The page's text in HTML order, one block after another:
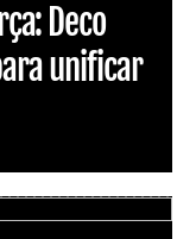
Deco
unificar